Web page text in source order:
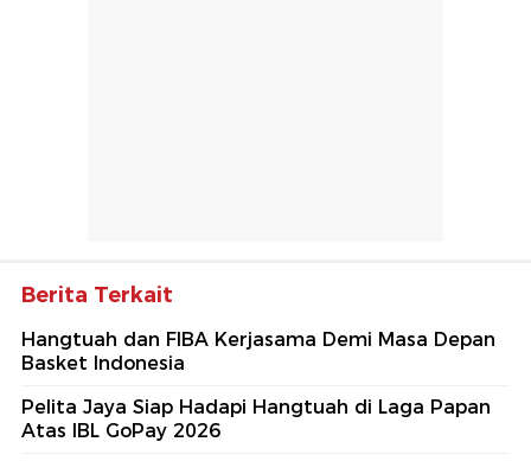
Berita Terkait
Hangtuah dan FIBA Kerjasama Demi Masa Depan
Basket Indonesia
Pelita Jaya Siap Hadapi Hangtuah di Laga Papan
Atas IBL GoPay 2026